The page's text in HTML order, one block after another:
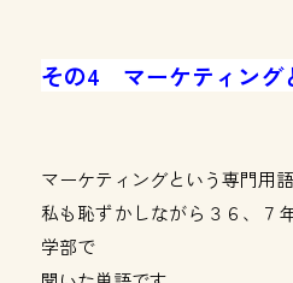
その4 マーケティング
マーケティングという専門用
私も恥ずかしながら３６、７
学部で